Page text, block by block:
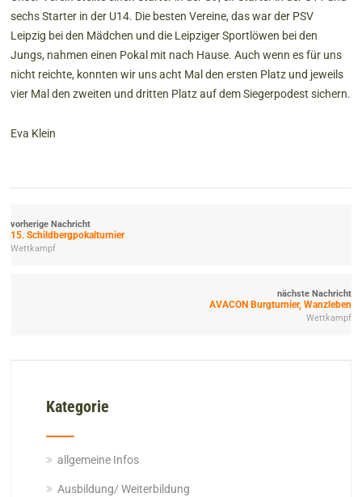
sechs Starter in der U14. Die besten Vereine, das war der PSV
Leipzig bei den Mädchen und die Leipziger Sportlöwen bei den
Jungs, nahmen einen Pokal mit nach Hause. Auch wenn es für uns
nicht reichte, konnten wir uns acht Mal den ersten Platz und jeweils
vier Mal den zweiten und dritten Platz auf dem Siegerpodest sichern.
Eva Klein
vorherige Nachricht
15. Schildbergpokalturnier
Wettkampf
nächste Nachricht
AVACON Burgturnier, Wanzleben
Wettkampf
Kategorie
allgemeine Infos
Ausbildung/ Weiterbildung